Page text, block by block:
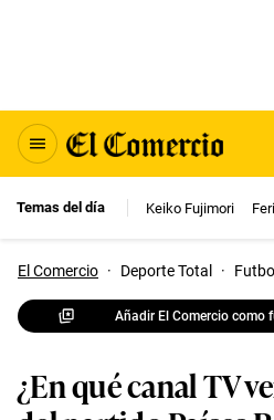
Temas del día Keiko Fujimori
El Comercio · Deporte Total ·
Añadir El Comercio como
¿En qué canal TV